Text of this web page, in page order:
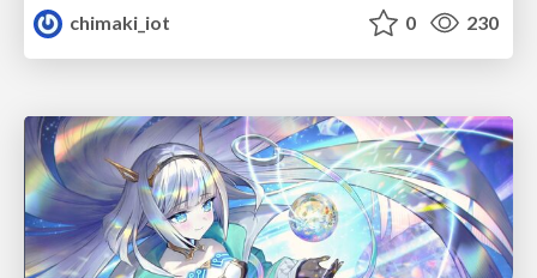
chimaki_iot 0 230